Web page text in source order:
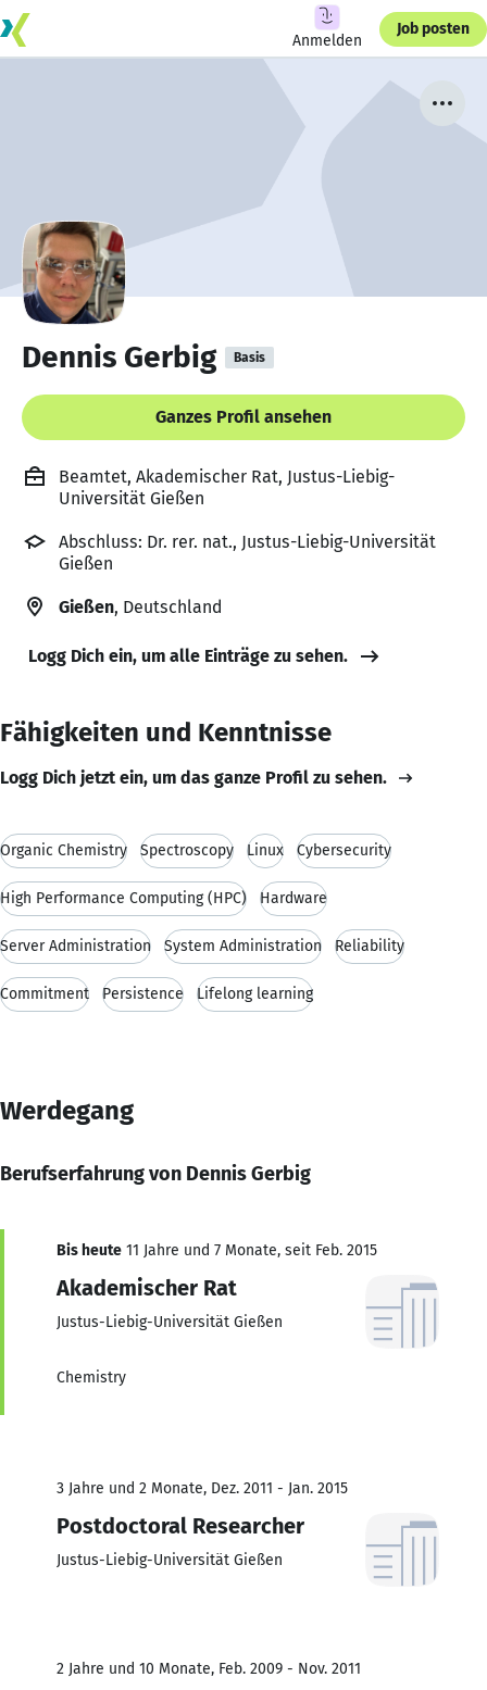
Anmelden
Job posten
Dennis Gerbig Basis
Ganzes Profil ansehen
Beamtet, Akademischer Rat, Justus-Liebig-
Universität Gießen
Abschluss: Dr. rer. nat., Justus-Liebig-Universität
Gießen
Gießen, Deutschland
Logg Dich ein, um alle Einträge zu sehen.
Fähigkeiten und Kenntnisse
Logg Dich jetzt ein, um das ganze Profil zu sehen.
Organic Chemistry Spectroscopy Linux Cybersecurity
High Performance Computing (HPC) Hardware
Server Administration System Administration Reliability
Commitment Persistence Lifelong learning
Werdegang
Berufserfahrung von Dennis Gerbig
Bis heute 11 Jahre und 7 Monate, seit Feb. 2015
Akademischer Rat
Justus-Liebig-Universität Gießen
Chemistry
3 Jahre und 2 Monate, Dez. 2011 - Jan. 2015
Postdoctoral Researcher
Justus-Liebig-Universität Gießen
2 Jahre und 10 Monate, Feb. 2009 - Nov. 2011